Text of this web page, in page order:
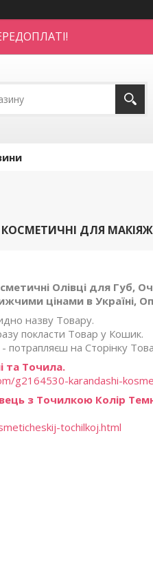
КОСМЕТИЧНІ ДЛЯ
Олівці для Губ,
цінами в Україні,
назву Товару.
покласти Товар у Кошик.
на Сторінку
та Точила.
g2164530-karandashi-
з Точилкою Колір
tochilkoj.html